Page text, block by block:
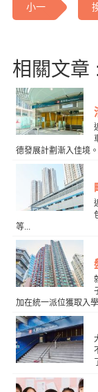
小一
相關文章
德發展計劃漸入佳境
等...
加在統一派位獲取入